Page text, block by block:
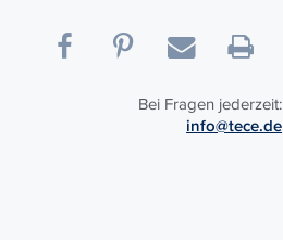
Bei Fragen jederzeit:
info@tece.de